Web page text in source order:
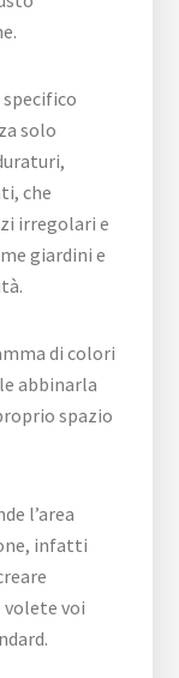
solo
che
irregolari e
giardini e
di colori
abbinarla
spazio
l’area
infatti
voi